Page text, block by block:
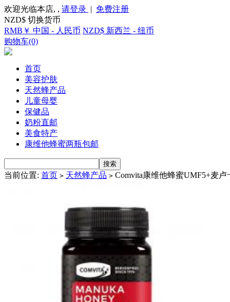
欢迎光临本店, , 请登录 | 免费注册
NZD$ 切换货币
RMB￥ 中国 - 人民币 NZD$ 新西兰 - 纽币
购物车(0)
首页
美容护肤
天然蜂产品
儿童母婴
保健品
奶粉直邮
美食特产
康维他蜂蜜两瓶包邮
当前位置: 首页 > 天然蜂产品 > Comvita康维他蜂蜜UMF5+麦卢